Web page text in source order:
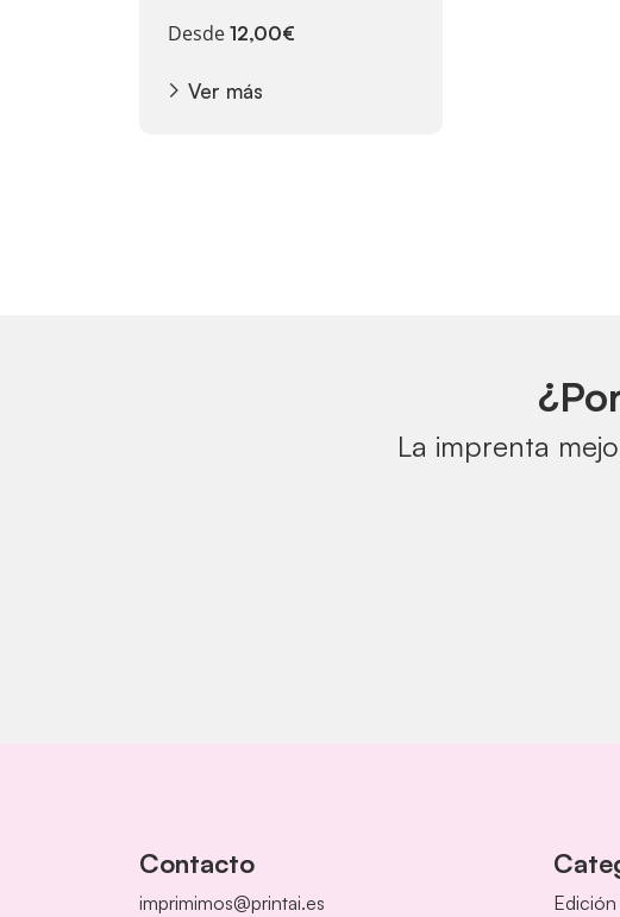
Desde 12,00€
Ver más
La imprenta
Contacto
imprimimos@printai.es
Edición